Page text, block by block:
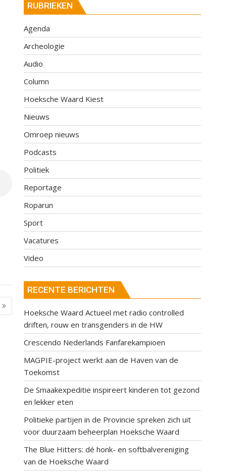
RUBRIEKEN
Agenda
Archeologie
Audio
Column
Hoeksche Waard Kiest
Nieuws
Omroep nieuws
Podcasts
Politiek
Reportage
Roparun
Sport
Vacatures
Video
RECENTE BERICHTEN
Hoeksche Waard Actueel met radio controlled
driften, rouw en transgenders in de HW
Crescendo Nederlands Fanfarekampioen
MAGPIE-project werkt aan de Haven van de
Toekomst
De Smaakexpeditie inspireert kinderen tot gezond
en lekker eten
Politieke partijen in de Provincie spreken zich uit
voor duurzaam beheerplan Hoeksche Waard
The Blue Hitters: dé honk- en softbalvereniging
van de Hoeksche Waard